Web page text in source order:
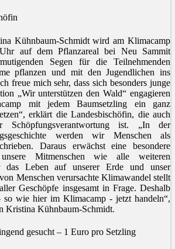
Kühnbaum-Schmidt wird am Klimacamp
auf dem Pflanzareal bei Neu Sammit
Segen für die Teilnehmenden
pflanzen und mit den Jugendlichen ins
freue mich sehr, dass sich besonders junge
„Wir unterstützen den Wald“ engagieren
mit jedem Baumsetzling ein ganz
erklärt die Landesbischöfin, die auch
Schöpfungsverantwortung ist. „In der
werden wir Menschen als
Daraus erwächst eine besondere
Mitmenschen wie alle weiteren
das Leben auf unserer Erde und unser
Menschen verursachte Klimawandel stellt
Geschöpfe insgesamt in Frage. Deshalb
wie hier im Klimacamp - jetzt handeln“,
Kristina Kühnbaum-Schmidt.
gesucht – 1 Euro pro Setzling